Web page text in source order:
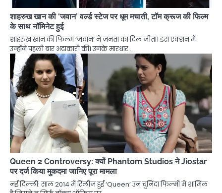
शाहरुख खान की ‘जवान’ वर्ल्ड स्टेज पर धूम मचाती, टॉम क्रूज की फिल्म
के साथ नॉमिनेट हुई
शाहरुख खान की फिल्म ‘जवान’ ने जनता का दिल जीता। इस एक्शन में
उन्होंने पहली बार अदाकारी की। उनके मारधार…
Queen 2 Controversy: क्यों Phantom Studios ने Jiostar
पर दर्ज किया मुकदमा जानिए पूरा मामला
नई दिल्ली: साल 2014 में रिलीज हुई ‘Queen’ उन चुनिंदा फिल्मों में शामिल